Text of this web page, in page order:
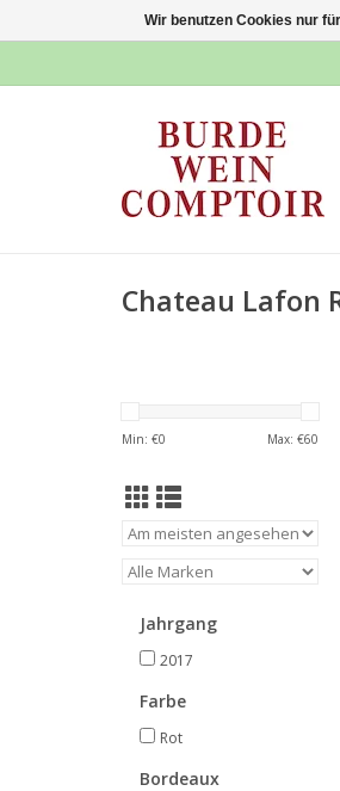
Chateau Lafon
Min: €0 Max: €60
Jahrgang
2017
Farbe
Rot
Bordeaux
Wir benutzen Cookies nur